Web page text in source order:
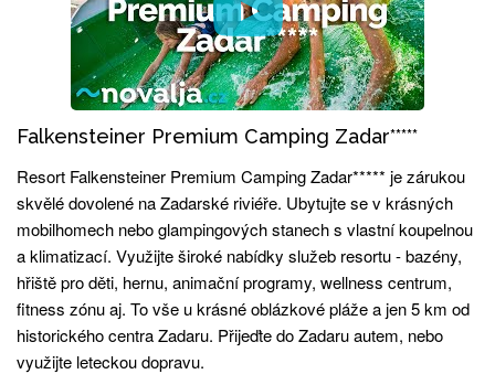
Falkensteiner Premium Camping Zadar*****
Resort Falkensteiner Premium Camping Zadar***** je zárukou
skvělé dovolené na Zadarské riviéře. Ubytujte se v krásných
mobilhomech nebo glampingových stanech s vlastní koupelnou
a klimatizací. Využijte široké nabídky služeb resortu - bazény,
hřiště pro děti, hernu, animační programy, wellness centrum,
fitness zónu aj. To vše u krásné oblázkové pláže a jen 5 km od
historického centra Zadaru. Přijeďte do Zadaru autem, nebo
využijte leteckou dopravu.